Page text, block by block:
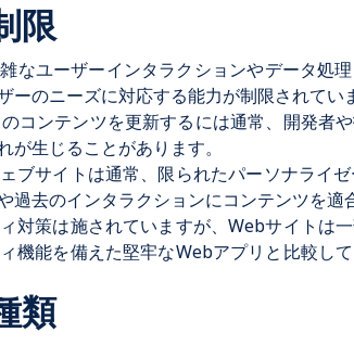
限
なユーザーインタラクションやデータ処
のニーズに対応する能力が制限されてい
コンテンツを更新するには通常、開発者
生じることがあります。
ェブサイトは通常、限られたパーソナライ
過去のインタラクションにコンテンツを適
対策は施されていますが、Webサイトは
機能を備えた堅牢なWebアプリと比較し
類